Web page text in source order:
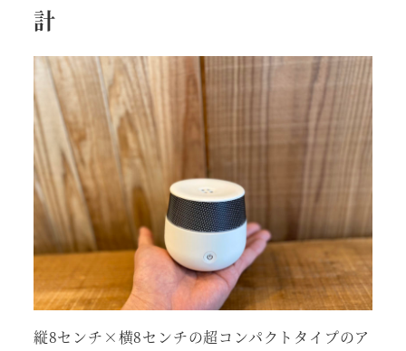
計
縦8センチ×横8センチの超コンパクトタイプのア